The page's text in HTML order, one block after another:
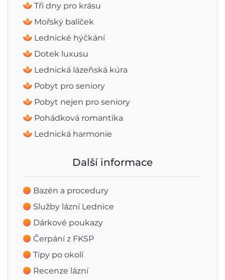
Tři dny pro krásu
Mořský balíček
Lednické hýčkání
Dotek luxusu
Lednická lázeňská kúra
Pobyt pro seniory
Pobyt nejen pro seniory
Pohádková romantika
Lednická harmonie
Další informace
Bazén a procedury
Služby lázní Lednice
Dárkové poukazy
Čerpání z FKSP
Tipy po okolí
Recenze lázní